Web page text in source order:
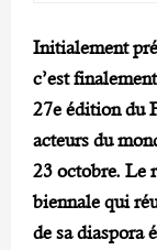
Initialement
c’est
27e édition du
acteurs du
23 octobre. Le
biennale qui
de sa diaspora